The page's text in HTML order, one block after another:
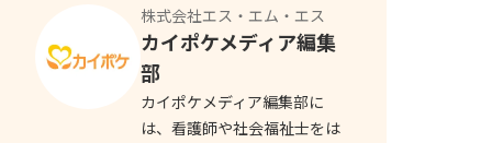
株式会社エス・エム・エス
カイポケメディア編集
部
カイポケメディア編集部に
は、看護師や社会福祉士をは